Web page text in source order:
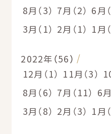
8月（3） 7月（2） 6月
3月（1） 2月（1） 1月
2022年（56）
12月（1） 11月（3）
8月（6） 7月（11） 6月
3月（8） 2月（3） 1月